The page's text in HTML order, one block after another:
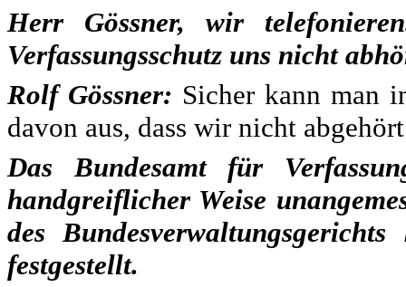
Herr Gössner, wir
Verfassungsschutz uns nicht
Rolf Gössner: Sicher kann man
davon aus, dass wir nicht
Das Bundesamt für
handgreiflicher Weise
des
festgestellt.